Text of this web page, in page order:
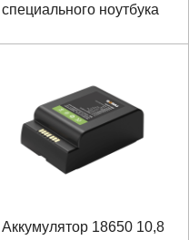
специального ноутбука
Аккумулятор 18650 10,8